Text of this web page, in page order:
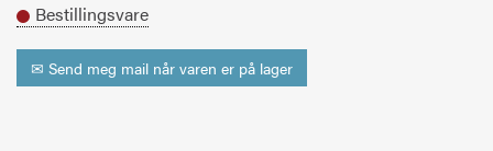
Bestillingsvare
✉ Send meg mail når varen er på lager